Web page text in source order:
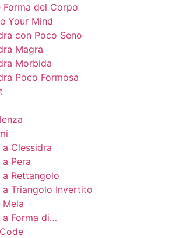
Forma del Corpo
Your Mind
con Poco Seno
Magra
Morbida
Poco Formosa
a Clessidra
a Pera
a Rettangolo
a Triangolo Invertito
Mela
a Forma di…